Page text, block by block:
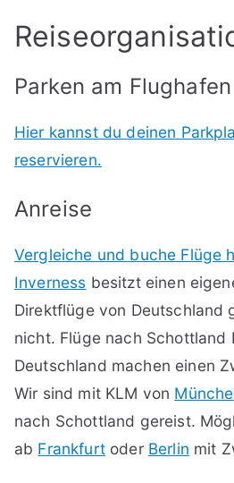
Parken am Flughafen
Hier kannst du deinen
reservieren.
Anreise
Vergleiche und buche Flüge
Inverness besitzt einen
Direktflüge von Deutschland
nicht. Flüge nach Schottland
Deutschland machen einen
Wir sind mit KLM von
nach Schottland gereist.
ab Frankfurtoder Berlin mit